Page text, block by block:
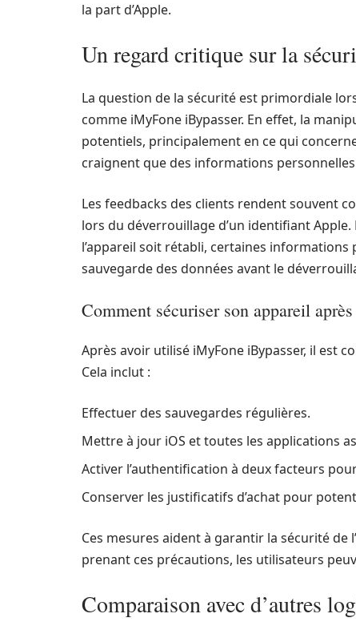
la part d’Apple.
Un regard critique sur la
La question de la sécurité est primordiale
comme iMyFone iBypasser. En effet, la
potentiels, principalement en ce qui
craignent que des informations
Les feedbacks des clients rendent souvent
lors du déverrouillage d’un identifiant
l’appareil soit rétabli, certaines
sauvegarde des données avant le
Comment sécuriser son appareil
Après avoir utilisé iMyFone iBypasser, il est
Cela inclut :
Effectuer des sauvegardes régulières.
Mettre à jour iOS et toutes les applications
Activer l’authentification à deux facteurs
Conserver les justificatifs d’achat pour
Ces mesures aident à garantir la sécurité de
prenant ces précautions, les utilisateurs
Comparaison avec d’autres